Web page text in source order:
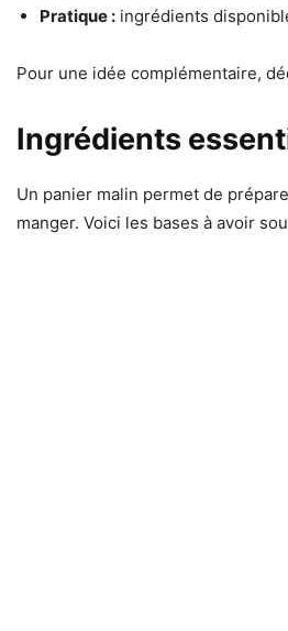
Pratique : ingrédients
Pour une idée complémentaire,
Ingrédients
Un panier malin permet de
manger. Voici les bases à avoir